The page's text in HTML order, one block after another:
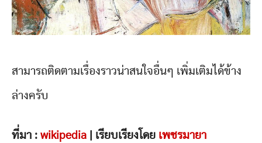
สามารถติดตามเรื่องราวน่าสนใจอื่นๆ เพิ่มเติมได้ข้าง
ล่างครับ
ที่มา : wikipedia | เรียบเรียงโดย เพชรมายา